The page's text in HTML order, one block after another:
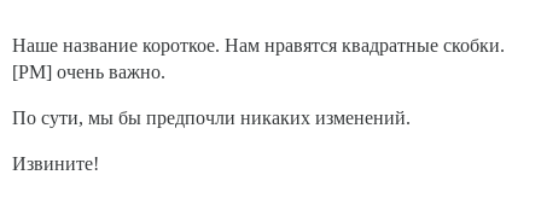
Наше название короткое. Нам нравятся квадратные скобки.
[PM] очень важно.
По сути, мы бы предпочли никаких изменений.
Извините!